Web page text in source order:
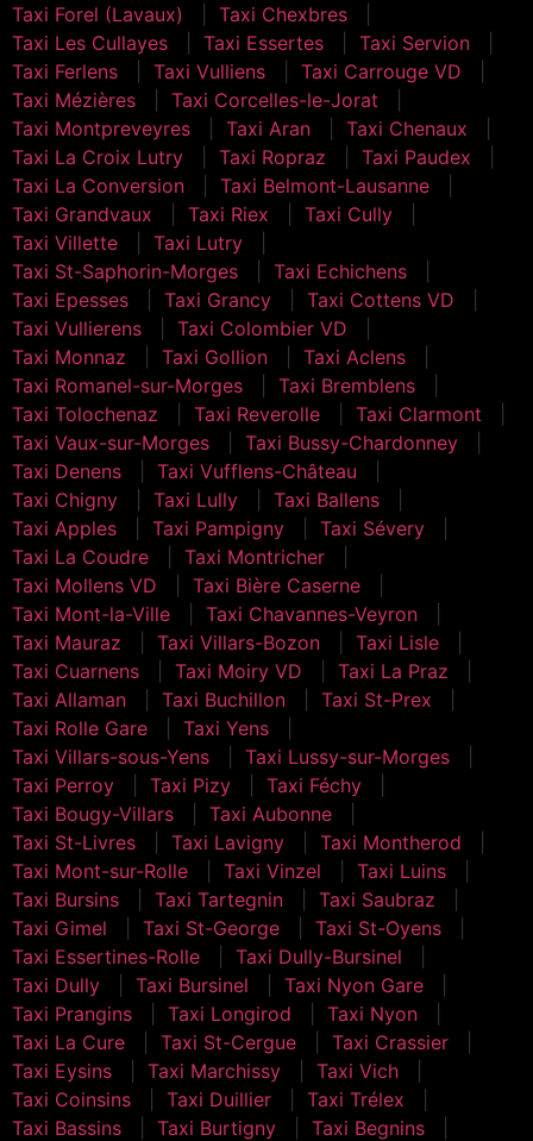
Taxi Forel (Lavaux)
Taxi Chexbres
Taxi Les Cullayes
Taxi Essertes
Taxi Servion
Taxi Ferlens
Taxi Vulliens
Taxi Carrouge VD
Taxi Mézières
Taxi Corcelles-le-Jorat
Taxi Montpreveyres
Taxi Aran
Taxi Chenaux
Taxi La Croix Lutry
Taxi Ropraz
Taxi Paudex
Taxi La Conversion
Taxi Belmont-Lausanne
Taxi Grandvaux
Taxi Riex
Taxi Cully
Taxi Villette
Taxi Lutry
Taxi St-Saphorin-Morges
Taxi Echichens
Taxi Epesses
Taxi Grancy
Taxi Cottens VD
Taxi Vullierens
Taxi Colombier VD
Taxi Monnaz
Taxi Gollion
Taxi Aclens
Taxi Romanel-sur-Morges
Taxi Bremblens
Taxi Tolochenaz
Taxi Reverolle
Taxi Clarmont
Taxi Vaux-sur-Morges
Taxi Bussy-Chardonney
Taxi Denens
Taxi Vufflens-Château
Taxi Chigny
Taxi Lully
Taxi Ballens
Taxi Apples
Taxi Pampigny
Taxi Sévery
Taxi La Coudre
Taxi Montricher
Taxi Mollens VD
Taxi Bière Caserne
Taxi Mont-la-Ville
Taxi Chavannes-Veyron
Taxi Mauraz
Taxi Villars-Bozon
Taxi Lisle
Taxi Cuarnens
Taxi Moiry VD
Taxi La Praz
Taxi Allaman
Taxi Buchillon
Taxi St-Prex
Taxi Rolle Gare
Taxi Yens
Taxi Villars-sous-Yens
Taxi Lussy-sur-Morges
Taxi Perroy
Taxi Pizy
Taxi Féchy
Taxi Bougy-Villars
Taxi Aubonne
Taxi St-Livres
Taxi Lavigny
Taxi Montherod
Taxi Mont-sur-Rolle
Taxi Vinzel
Taxi Luins
Taxi Bursins
Taxi Tartegnin
Taxi Saubraz
Taxi Gimel
Taxi St-George
Taxi St-Oyens
Taxi Essertines-Rolle
Taxi Dully-Bursinel
Taxi Dully
Taxi Bursinel
Taxi Nyon Gare
Taxi Prangins
Taxi Longirod
Taxi Nyon
Taxi La Cure
Taxi St-Cergue
Taxi Crassier
Taxi Eysins
Taxi Marchissy
Taxi Vich
Taxi Coinsins
Taxi Duillier
Taxi Trélex
Taxi Bassins
Taxi Burtigny
Taxi Begnins